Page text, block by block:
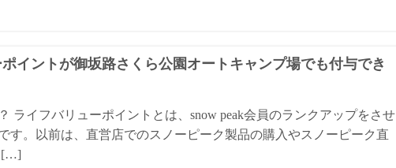
ポイントが御坂路さくら公園オートキャンプ場でも付与でき
ライフバリューポイントとは、snow peak会員のランクアップをさせ
す。以前は、直営店でのスノーピーク製品の購入やスノーピーク直
[…]